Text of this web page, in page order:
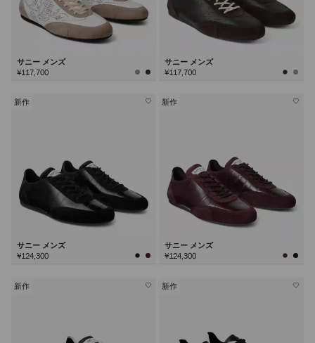
サニー メンズ
¥117,700
サニー メンズ
¥117,700
新作
サニー メンズ
¥124,300
新作
サニー メンズ
¥124,300
新作 新作